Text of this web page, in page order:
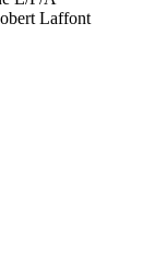
Laffont